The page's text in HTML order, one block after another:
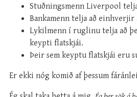
Stuðningsmenn Liverpool
Bankamenn telja að
Lykilmenn í ruglinu telja að
keypti flatskjái.
Þeir sem keyptu flatskjái eru
Er ekki nóg komið af þessum